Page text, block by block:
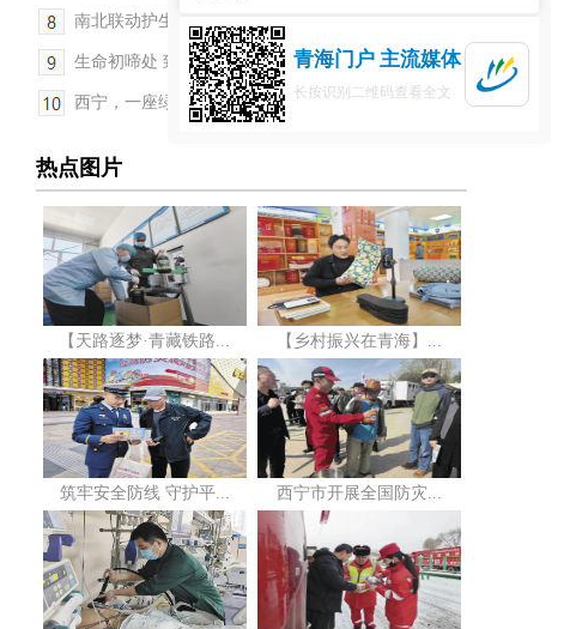
南北联动护生态 科普育人润童心
生命初啼处 致敬提灯人
西宁，一座绿意流淌的生态之城——奋斗作笔 共赴“...
热点图片
【天路逐梦·青藏铁路... 【乡村振兴在青海】...
筑牢安全防线 守护平... 西宁市开展全国防灾...
青海门户 主流媒体
长按识别二维码查看全文